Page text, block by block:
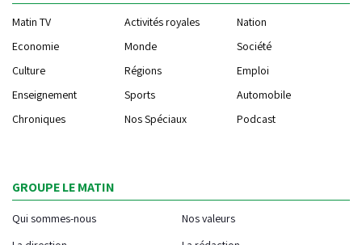
Matin TV Activités royales
Nation
Economie
Monde
Société
Culture
Régions
Emploi
Enseignement
Sports
Automobile
Chroniques
Nos Spéciaux Podcast
GROUPE LE MATIN
Qui sommes-nous
Nos valeurs